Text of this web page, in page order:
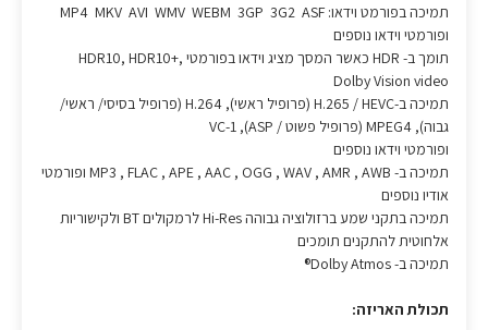
ופורמטי וידאו נוספים
תומך ב- HDR כאשר המסך מציג וידאו בפורמטי HDR10, HDR10+,
Dolby Vision video
תמיכה ב-H.265 / HEVC (פרופיל ראשי), H.264 (פרופיל בסיסי/ ראשי/
גבוה), MPEG4 (פרופיל פשוט / ASP), VC-1
ופורמטי וידאו נוספים
תמיכה ב- MP3 , FLAC , APE , AAC , OGG , WAV , AMR , AWB ופורמטי
אודיו נוספים
תמיכה בתקני שמע ברזולוציה גבוהה Hi-Res לרמקולים BT ולקישוריות
אלחוטית להתקנים תומכים
תמיכה ב- Dolby Atmos®
תכולת האריזה: